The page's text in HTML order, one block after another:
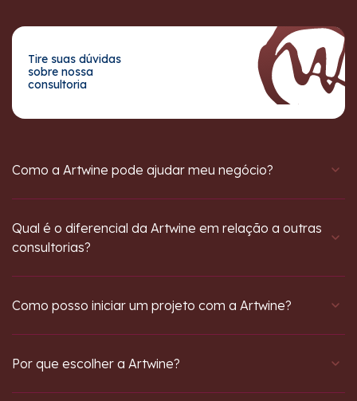
Tire suas dúvidas
sobre nossa
consultoria
Como a Artwine pode ajudar meu negócio?
Qual é o diferencial da Artwine em relação a outras
consultorias?
Como posso iniciar um projeto com a Artwine?
Por que escolher a Artwine?